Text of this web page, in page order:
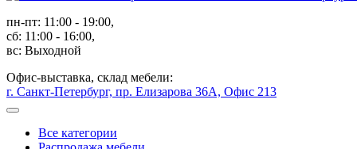
пн-пт: 11:00 - 19:00,
сб: 11:00 - 16:00,
вс: Выходной
Офис-выставка, склад мебели:
г. Санкт-Петербург, пр. Елизарова 36А, Офис 213
Все категории